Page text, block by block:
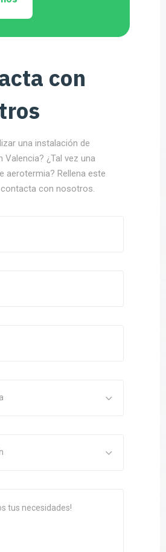
con
una instalación de
Valencia? ¿Tal vez una
aerotermia? Rellena este
con nosotros.